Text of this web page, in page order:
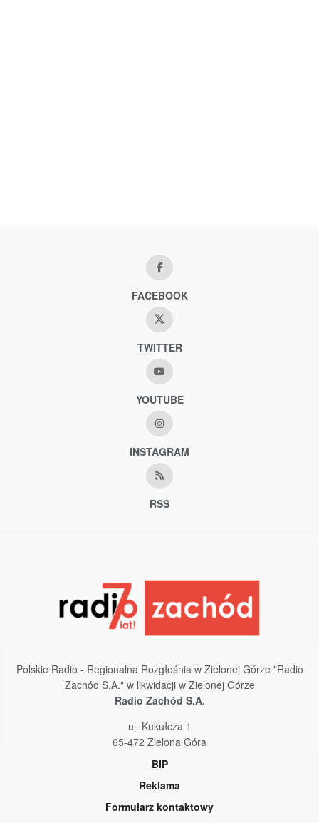
FACEBOOK
TWITTER
YOUTUBE
INSTAGRAM
RSS
Polskie Radio - Regionalna Rozgłośnia w Zielonej Górze "Radio
Zachód S.A." w likwidacji w Zielonej Górze
Radio Zachód S.A.
ul. Kukułcza 1
65-472 Zielona Góra
BIP
Reklama
Formularz kontaktowy